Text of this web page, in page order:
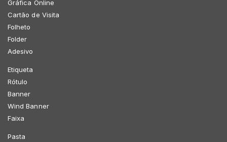
Gráfica Online
Cartão de Visita
Folheto
Folder
Adesivo
Etiqueta
Rótulo
Banner
Wind Banner
Faixa
Pasta